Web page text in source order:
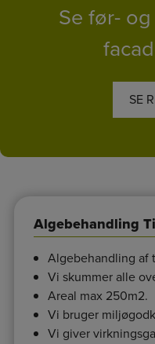
Se før-
SE
Algebehandling
Algebehandling af
Vi skummer alle
Areal max 250m2.
Vi bruger
Vi giver